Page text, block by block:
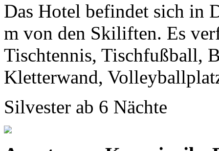
Das Hotel befindet sich in
m von den Skiliften. Es
Tischtennis, Tischfußball,
Kletterwand,
Silvester ab 6 Nächte